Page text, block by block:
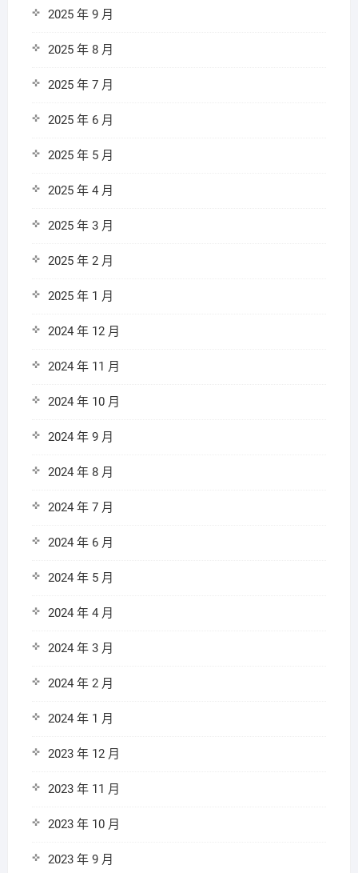
2025 年 9 月
2025 年 8 月
2025 年 7 月
2025 年 6 月
2025 年 5 月
2025 年 4 月
2025 年 3 月
2025 年 2 月
2025 年 1 月
2024 年 12 月
2024 年 11 月
2024 年 10 月
2024 年 9 月
2024 年 8 月
2024 年 7 月
2024 年 6 月
2024 年 5 月
2024 年 4 月
2024 年 3 月
2024 年 2 月
2024 年 1 月
2023 年 12 月
2023 年 11 月
2023 年 10 月
2023 年 9 月